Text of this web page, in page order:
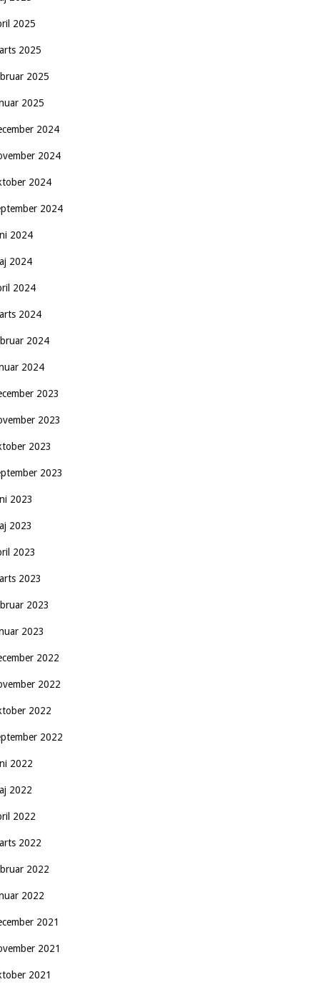
2025
2025
2025
2025
2024
2024
2024
2024
2024
2024
2024
2024
2024
2024
2023
2023
2023
2023
2023
2023
2023
2023
2023
2023
2022
2022
2022
2022
2022
2022
2022
2022
2022
2022
2021
2021
2021